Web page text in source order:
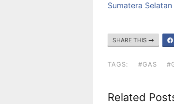
Sumatera Selatan
SHARE THIS
TAGS: #GAS
Related